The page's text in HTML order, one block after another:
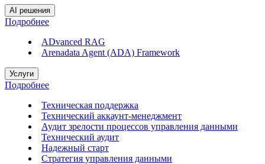
AI решения
Подробнее
ADvanced RAG
Arenadata Agent (ADA) Framework
Услуги
Подробнее
Техническая поддержка
Технический аккаунт-менеджмент
Аудит зрелости процессов управления данными
Технический аудит
Надежный старт
Стратегия управления данными